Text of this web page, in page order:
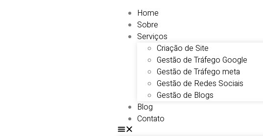
Home
Sobre
Serviços
Criação de Site
Gestão de Tráfego Google
Gestão de Tráfego meta
Gestão de Redes Sociais
Gestão de Blogs
Blog
Contato